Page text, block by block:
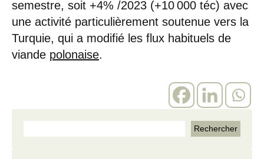
semestre, soit +4% /2023 (+10 000 téc) avec
une activité particulièrement soutenue vers la
Turquie, qui a modifié les flux habituels de
viande polonaise.